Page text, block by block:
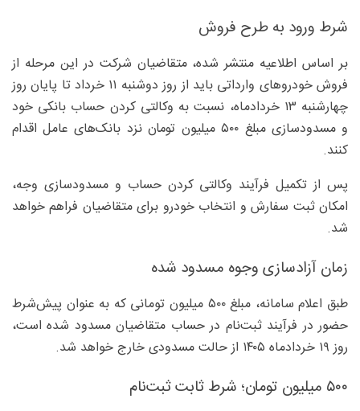
شرط ورود به طرح فروش
بر اساس اطلاعیه منتشر شده، متقاضیان شرکت در این مرحله از
فروش خودروهای وارداتی باید از روز دوشنبه ۱۱ خرداد تا پایان روز
چهارشنبه ۱۳ خردادماه، نسبت به وکالتی کردن حساب بانکی خود
و مسدودسازی مبلغ ۵۰۰ میلیون تومان نزد بانک‌های عامل اقدام
کنند.
پس از تکمیل فرآیند وکالتی کردن حساب و مسدودسازی وجه،
امکان ثبت سفارش و انتخاب خودرو برای متقاضیان فراهم خواهد
شد.
زمان آزادسازی وجوه مسدود شده
طبق اعلام سامانه، مبلغ ۵۰۰ میلیون تومانی که به عنوان پیش‌شرط
حضور در فرآیند ثبت‌نام در حساب متقاضیان مسدود شده است،
روز ۱۹ خردادماه ۱۴۰۵ از حالت مسدودی خارج خواهد شد.
۵۰۰ میلیون تومان؛ شرط ثابت ثبت‌نام